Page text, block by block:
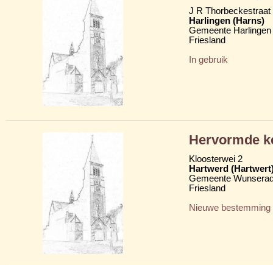
J R Thorbeckestraat
Harlingen (Harns)
Gemeente Harlingen
Friesland
In gebruik
Hervormde
Kloosterwei 2
Hartwerd
Gemeente
Friesland
Nieuwe bestemming